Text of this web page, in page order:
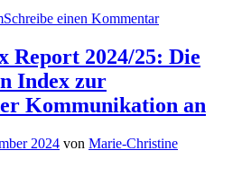
Schreibe einen Kommentar
Report 2024/25: Die
Index zur
Kommunikation an
2024 von Marie-Christine